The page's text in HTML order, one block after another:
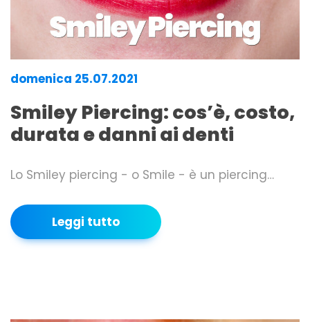
domenica 25.07.2021
Smiley Piercing: cos’è, costo,
durata e danni ai denti
Lo Smiley piercing - o Smile - è un piercing…
Leggi tutto